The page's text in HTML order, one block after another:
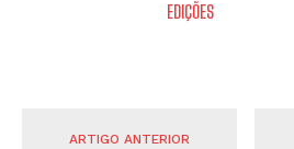
EDIÇÕES
ARTIGO ANTERIOR